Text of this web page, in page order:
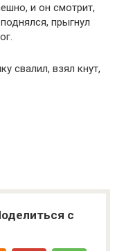
и он смотрит,
прыгнул
свалил, взял кнут,
с